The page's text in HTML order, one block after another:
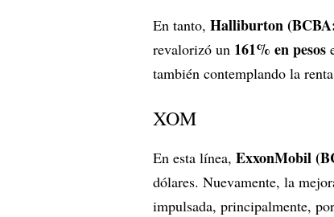
En tanto, Halliburton
revalorizó un 161% en pesos
también contemplando la
XOM
En esta línea, ExxonMobil
dólares. Nuevamente, la
impulsada, principalmente,